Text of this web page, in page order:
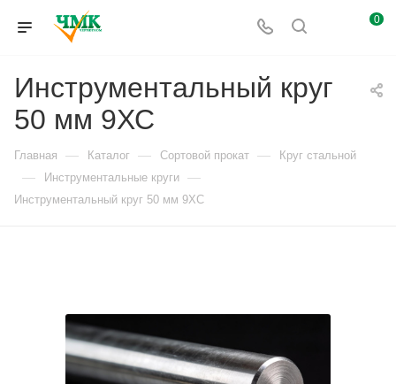
0
Инструментальный круг
50 мм 9ХС
Главная — Каталог — Сортовой прокат — Круг стальной
— Инструментальные круги —
Инструментальный круг 50 мм 9ХС